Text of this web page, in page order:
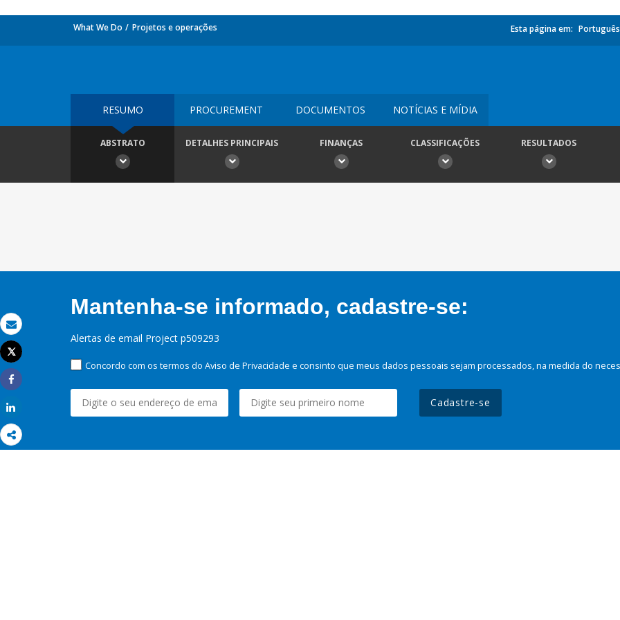
Email
Imprimir
Tweet
Share
What We Do Projetos e operações Esta página em: Português
RESUMO PROCUREMENT DOCUMENTOS NOTÍCIAS E MÍDIA
ABSTRATO DETALHES PRINCIPAIS FINANÇAS CLASSIFICAÇÕES RESULTADOS
Mantenha-se informado, cadastre-se:
Alertas de email Project p509293
Concordo com os termos do Aviso de Privacidade e consinto que meus dados pessoais sejam processados, na medida do
Cadastre-se